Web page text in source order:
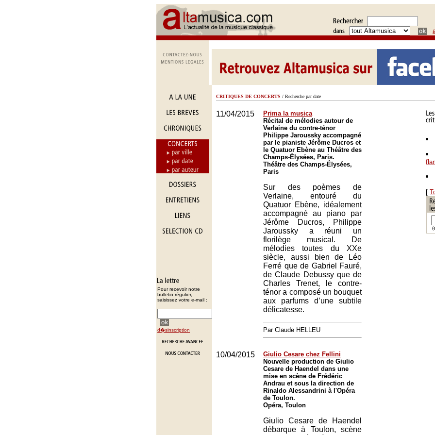
Pour recevoir notre
bulletin régulier,
saisissez votre e-mail :
d�sinscription
CRITIQUES DE CONCERTS / Recherche par date
11/04/2015
Prima la musica
Récital de mélodies autour de
Verlaine du contre-ténor
Philippe Jaroussky accompagné
par le pianiste Jérôme Ducros et
le Quatuor Ebène au Théâtre des
Champs-Élysées, Paris.
Théâtre des Champs-Élysées,
Paris
Sur des poèmes de
Verlaine, entouré du
Quatuor Ebène, idéalement
accompagné au piano par
Jérôme Ducros, Philippe
Jaroussky a réuni un
florilège musical. De
mélodies toutes du XXe
siècle, aussi bien de Léo
Ferré que de Gabriel Fauré,
de Claude Debussy que de
Charles Trenet, le contre-
ténor a composé un bouquet
aux parfums d’une subtile
délicatesse.
Par Claude HELLEU
10/04/2015
Giulio Cesare chez Fellini
Nouvelle production de Giulio
Cesare de Haendel dans une
mise en scène de Frédéric
Andrau et sous la direction de
Rinaldo Alessandrini à l'Opéra
de Toulon.
Opéra, Toulon
Giulio Cesare de Haendel
débarque à Toulon, scène
[